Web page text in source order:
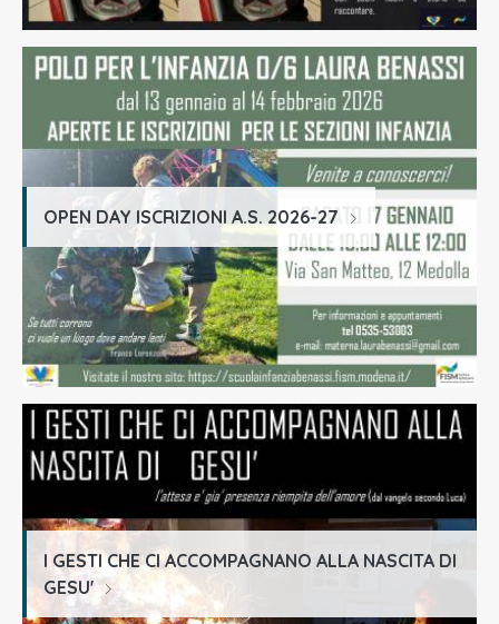
OPEN DAY ISCRIZIONI A.S. 2026-27
I GESTI CHE CI ACCOMPAGNANO ALLA NASCITA DI
GESU'